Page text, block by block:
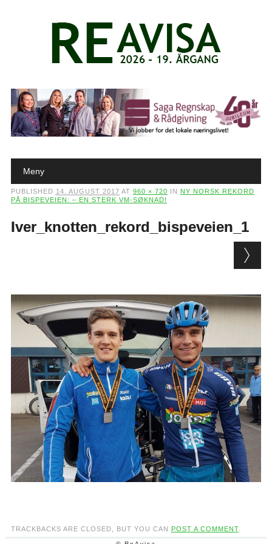
Main menu
Meny
PUBLISHED 14. AUGUST 2017 AT 960 × 720 IN NY NORSK REKORD
PÅ BISPEVEIEN: – EN STERK VM-SØKNAD!
Iver_knotten_rekord_bispeveien_1
TRACKBACKS ARE CLOSED, BUT YOU CAN POST A COMMENT.